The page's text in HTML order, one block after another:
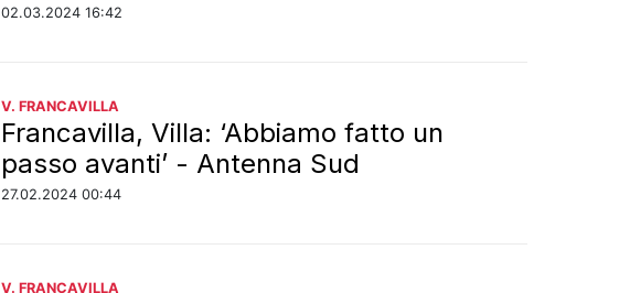
02.03.2024 16:42
V. FRANCAVILLA
Francavilla, Villa: ‘Abbiamo fatto un
passo avanti’ - Antenna Sud
27.02.2024 00:44
V. FRANCAVILLA